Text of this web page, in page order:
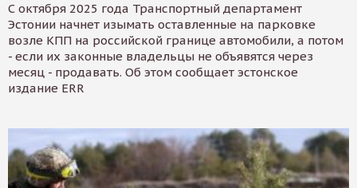
С октября 2025 года Транспортный департамент
Эстонии начнет изымать оставленные на парковке
возле КПП на российской границе автомобили, а потом
- если их законные владельцы не объявятся через
месяц - продавать. Об этом сообщает эстонское
издание ERR